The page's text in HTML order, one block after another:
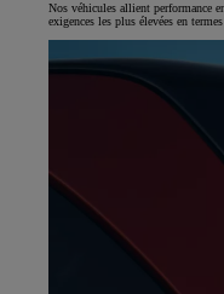
Nos véhicules allient performance
exigences les plus élevées en